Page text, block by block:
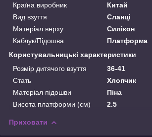
Країна виробник
Китай
Вид взуття
Сланці
Матеріал верху
Силікон
Каблук/Підошва
Платформа
Користувальницькі характеристики
Розмір дитячого взуття
36-41
Стать
Хлопчик
Матеріал підошви
Піна
Висота платформи (см)
2.5
Приховати